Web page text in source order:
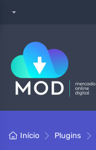
Início Plugins